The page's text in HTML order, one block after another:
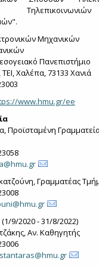
Μηχανικών
Πανεπιστήμιο
Χαλέπα, 73133 Χανιά
www.hmu.gr/ee
Προϊσταμένη
Γραμματέας
(1/9/2020 - 31/8/2022)
Αν. Καθηγητής